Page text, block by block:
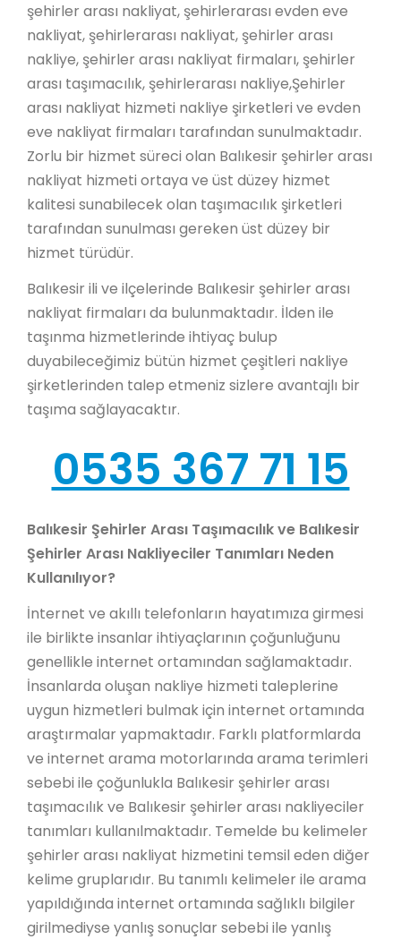
şehirler arası nakliyat, şehirlerarası evden eve
nakliyat, şehirlerarası nakliyat, şehirler arası
nakliye, şehirler arası nakliyat firmaları, şehirler
arası taşımacılık, şehirlerarası nakliye,Şehirler
arası nakliyat hizmeti nakliye şirketleri ve evden
eve nakliyat firmaları tarafından sunulmaktadır.
Zorlu bir hizmet süreci olan Balıkesir şehirler arası
nakliyat hizmeti ortaya ve üst düzey hizmet
kalitesi sunabilecek olan taşımacılık şirketleri
tarafından sunulması gereken üst düzey bir
hizmet türüdür.
Balıkesir ili ve ilçelerinde Balıkesir şehirler arası
nakliyat firmaları da bulunmaktadır. İlden ile
taşınma hizmetlerinde ihtiyaç bulup
duyabileceğimiz bütün hizmet çeşitleri nakliye
şirketlerinden talep etmeniz sizlere avantajlı bir
taşıma sağlayacaktır.
0535 367 71 15
Balıkesir Şehirler Arası Taşımacılık ve Balıkesir
Şehirler Arası Nakliyeciler Tanımları Neden
Kullanılıyor?
İnternet ve akıllı telefonların hayatımıza girmesi
ile birlikte insanlar ihtiyaçlarının çoğunluğunu
genellikle internet ortamından sağlamaktadır.
İnsanlarda oluşan nakliye hizmeti taleplerine
uygun hizmetleri bulmak için internet ortamında
araştırmalar yapmaktadır. Farklı platformlarda
ve internet arama motorlarında arama terimleri
sebebi ile çoğunlukla Balıkesir şehirler arası
taşımacılık ve Balıkesir şehirler arası nakliyeciler
tanımları kullanılmaktadır. Temelde bu kelimeler
şehirler arası nakliyat hizmetini temsil eden diğer
kelime gruplarıdır. Bu tanımlı kelimeler ile arama
yapıldığında internet ortamında sağlıklı bilgiler
girilmediyse yanlış sonuçlar sebebi ile yanlış